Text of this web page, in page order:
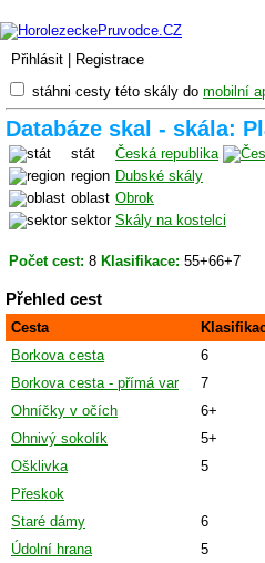
Přihlásit Registrace
stáhni cesty této skály do mobilní
Databáze skal - skála:
stát
Česká republika
region Dubské skály
oblast Obrok
sektor Skály na kostelci
Počet cest: 8 Klasifikace: 55+66+7
Přehled cest
Cesta
Borkova cesta
6
Borkova cesta - přímá var
7
Ohníčky v očích
6+
Ohnivý sokolík
5+
Ošklivka
5
Přeskok
Staré dámy
6
Údolní hrana
5